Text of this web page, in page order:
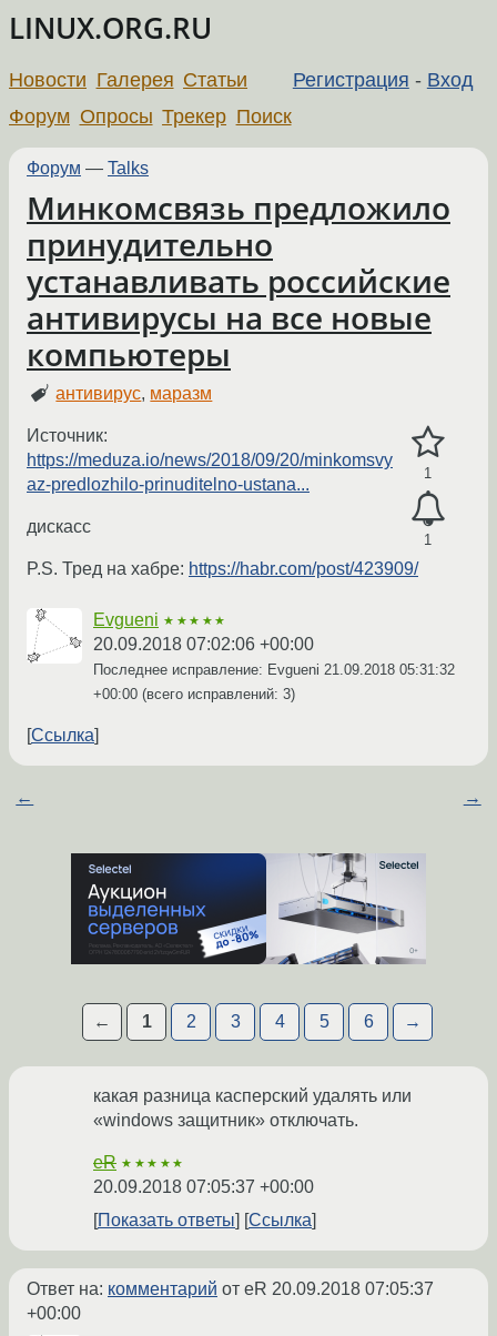
LINUX.ORG.RU
Регистрация - Вход
Новости Галерея Статьи
Форум Опросы Трекер Поиск
Форум — Talks
Минкомсвязь предложило
принудительно
устанавливать российские
антивирусы на все новые
компьютеры
антивирус, маразм
1
1
Источник:
https://meduza.io/news/2018/09/20/minkomsvy
az-predlozhilo-prinuditelno-ustana...
дискасс
P.S. Тред на хабре: https://habr.com/post/423909/
Evgueni ★★★★★
20.09.2018 07:02:06 +00:00
Последнее исправление: Evgueni 21.09.2018 05:31:32
+00:00 (всего исправлений: 3)
Ссылка
← →
← 1 2 3 4 5 6 →
какая разница касперский удалять или
«windows защитник» отключать.
eR ★★★★★
20.09.2018 07:05:37 +00:00
Показать ответы
Ссылка
Ответ на: комментарий от eR 20.09.2018 07:05:37
+00:00